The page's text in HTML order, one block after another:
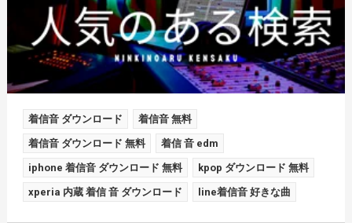
着信音 ダウンロード 着信音 無料
着信音 ダウンロード 無料 着信 音 edm
iphone 着信音 ダウンロード 無料 kpop ダウンロード 無料
xperia 内蔵 着信 音 ダウンロード line着信音 好きな曲